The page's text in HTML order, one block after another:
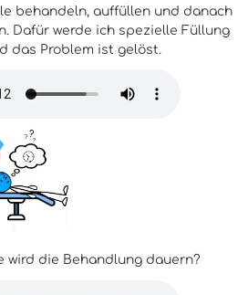
behandeln, auffüllen und danach
Dafür werde ich spezielle Füllung
das Problem ist gelöst.
wird die Behandlung dauern?